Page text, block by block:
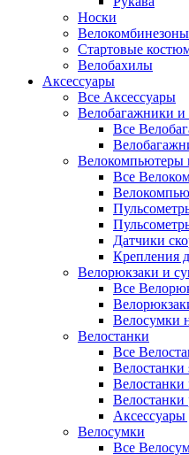
Носки
Велокомбинезоны
Стартовые
Велобахилы
Аксессуары
Все Аксессуары
Велобагажники и
Все
Велокомпьютеры
Все
Датчики
Крепления
Велорюкзаки и
Все
Велосумки
Велостанки
Все
Велостанки
Велостанки
Велостанки
Аксессуары
Велосумки
Все